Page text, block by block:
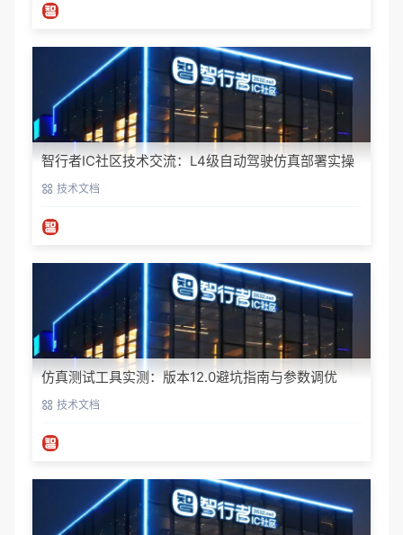
智行者IC社区技术交流：L4级自动驾驶仿真部署实操
指南技术文档
仿真测试工具实测：版本12.0避坑指南与参数调优
技术文档